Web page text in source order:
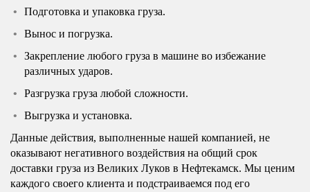
Подготовка и упаковка груза.
Вынос и погрузка.
Закрепление любого груза в машине во избежание
различных ударов.
Разгрузка груза любой сложности.
Выгрузка и установка.
Данные действия, выполненные нашей компанией, не
оказывают негативного воздействия на общий срок
доставки груза из Великих Луков в Нефтекамск. Мы ценим
каждого своего клиента и подстраиваемся под его